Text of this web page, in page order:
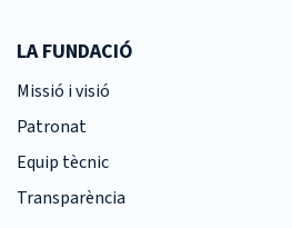
LA FUNDACIÓ
Missió i visió
Patronat
Equip tècnic
Transparència